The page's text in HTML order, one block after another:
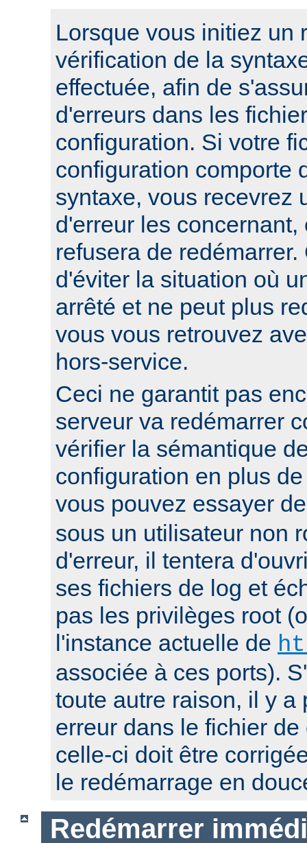
Lorsque vous initiez un
vérification de la
effectuée, afin de
d'erreurs dans les
configuration. Si votre
configuration comporte
syntaxe, vous recevrez
d'erreur les concernant,
refusera de
d'éviter la situation où
arrêté et ne peut plus
vous vous retrouvez
hors-service.
Ceci ne garantit pas
serveur va redémarrer
vérifier la sémantique
configuration en plus
vous pouvez essayer
sous un utilisateur non
d'erreur, il tentera
ses fichiers de log et
pas les privilèges root
l'instance actuelle de
associée à ces ports).
toute autre raison, il y a
erreur dans le fichier
celle-ci doit être
le redémarrage en
Redémarrer